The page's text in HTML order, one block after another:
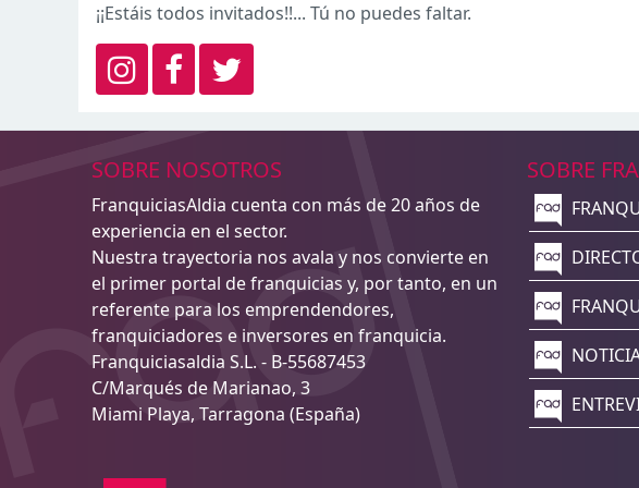
¡¡Estáis todos invitados!!... Tú no puedes faltar.
SOBRE NOSOTROS
FranquiciasAldia cuenta con más de 20 años de
experiencia en el sector.
Nuestra trayectoria nos avala y nos convierte en
el primer portal de franquicias y, por tanto, en un
referente para los emprendendores,
franquiciadores e inversores en franquicia.
Franquiciasaldia S.L. - B-55687453
C/Marqués de Marianao, 3
Miami Playa, Tarragona (España)
SOBRE